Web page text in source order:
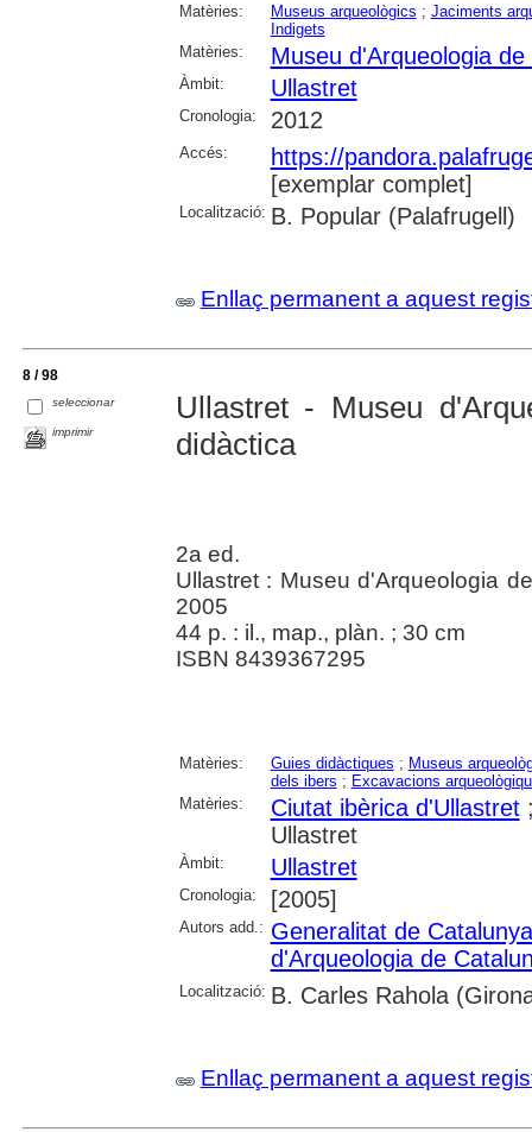
Matèries: Museus arqueològics ; Jaciments
Indigets
Matèries:
Museu d'Arqueologia de
Àmbit: Ullastret
Cronologia: 2012
Accés:
https://
[exemplar complet]
Localització: B. Popular (Palafrugell)
Enllaç permanent a aquest
8 / 98
seleccionar
imprimir
Ullastret - Museu
didàctica
2a ed.
Ullastret : Museu d'Arqueologia
2005
44 p. : il., map., plàn. ; 30 cm
ISBN 8439367295
Matèries: Guies didàctiques ; Museus
dels ibers ; Excavacions
Matèries:
Ciutat ibèrica d'Ullastret
Ullastret
Àmbit: Ullastret
Cronologia: [2005]
Autors add.: Generalitat de Catalunya
d'Arqueologia de
Localització: B. Carles Rahola
Enllaç permanent a aquest